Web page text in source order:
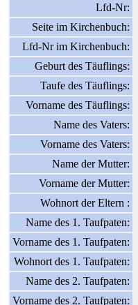
Lfd-Nr:
Seite im Kirchenbuch:
Lfd-Nr im Kirchenbuch:
Geburt des Täuflings:
Taufe des Täuflings:
Vorname des Täuflings:
Name des Vaters:
Vorname des Vaters:
Name der Mutter:
Vorname der Mutter:
Wohnort der Eltern :
Name des 1. Taufpaten:
Vorname des 1. Taufpaten:
Wohnort des 1. Taufpaten:
Name des 2. Taufpaten:
Vorname des 2. Taufpaten: